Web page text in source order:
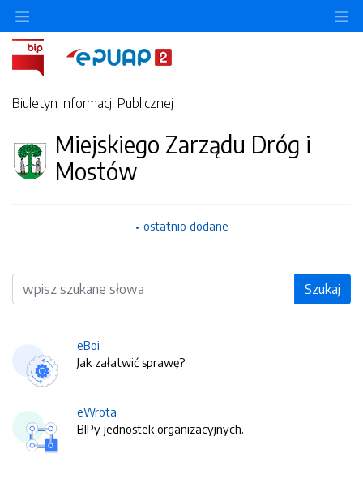
Biuletyn Informacji Publicznej
Miejskiego Zarządu Dróg i
Mostów
ostatnio dodane
Wyszukiwarka Szukaj
eBoi
Jak załatwić sprawę?
eWrota
BIPy jednostek organizacyjnych.